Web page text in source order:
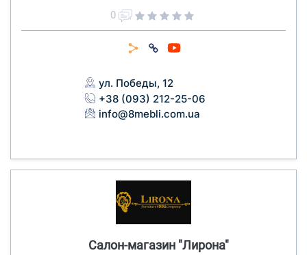
0
ул. Победы, 12
+38 (093) 212-25-06
info@8mebli.com.ua
Салон-магазин "Лирона"